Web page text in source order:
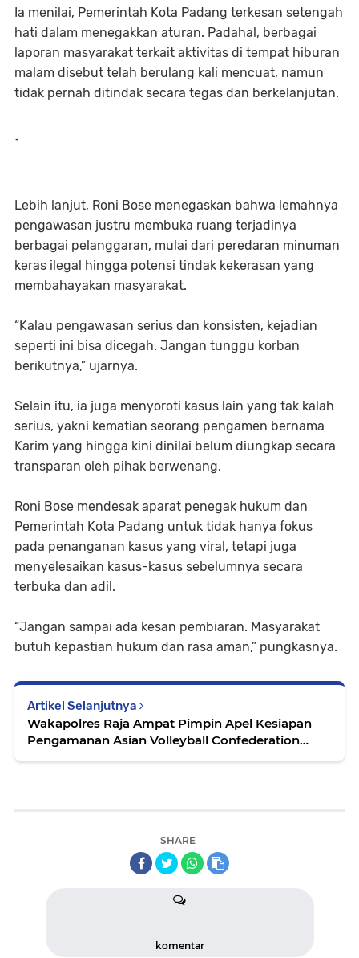
Ia menilai, Pemerintah Kota Padang terkesan setengah
hati dalam menegakkan aturan. Padahal, berbagai
laporan masyarakat terkait aktivitas di tempat hiburan
malam disebut telah berulang kali mencuat, namun
tidak pernah ditindak secara tegas dan berkelanjutan.
-
Lebih lanjut, Roni Bose menegaskan bahwa lemahnya
pengawasan justru membuka ruang terjadinya
berbagai pelanggaran, mulai dari peredaran minuman
keras ilegal hingga potensi tindak kekerasan yang
membahayakan masyarakat.
“Kalau pengawasan serius dan konsisten, kejadian
seperti ini bisa dicegah. Jangan tunggu korban
berikutnya,” ujarnya.
Selain itu, ia juga menyoroti kasus lain yang tak kalah
serius, yakni kematian seorang pengamen bernama
Karim yang hingga kini dinilai belum diungkap secara
transparan oleh pihak berwenang.
Roni Bose mendesak aparat penegak hukum dan
Pemerintah Kota Padang untuk tidak hanya fokus
pada penanganan kasus yang viral, tetapi juga
menyelesaikan kasus-kasus sebelumnya secara
terbuka dan adil.
“Jangan sampai ada kesan pembiaran. Masyarakat
butuh kepastian hukum dan rasa aman,” pungkasnya.
Artikel Selanjutnya
Wakapolres Raja Ampat Pimpin Apel Kesiapan
Pengamanan Asian Volleyball Confederation
SHARE
komentar